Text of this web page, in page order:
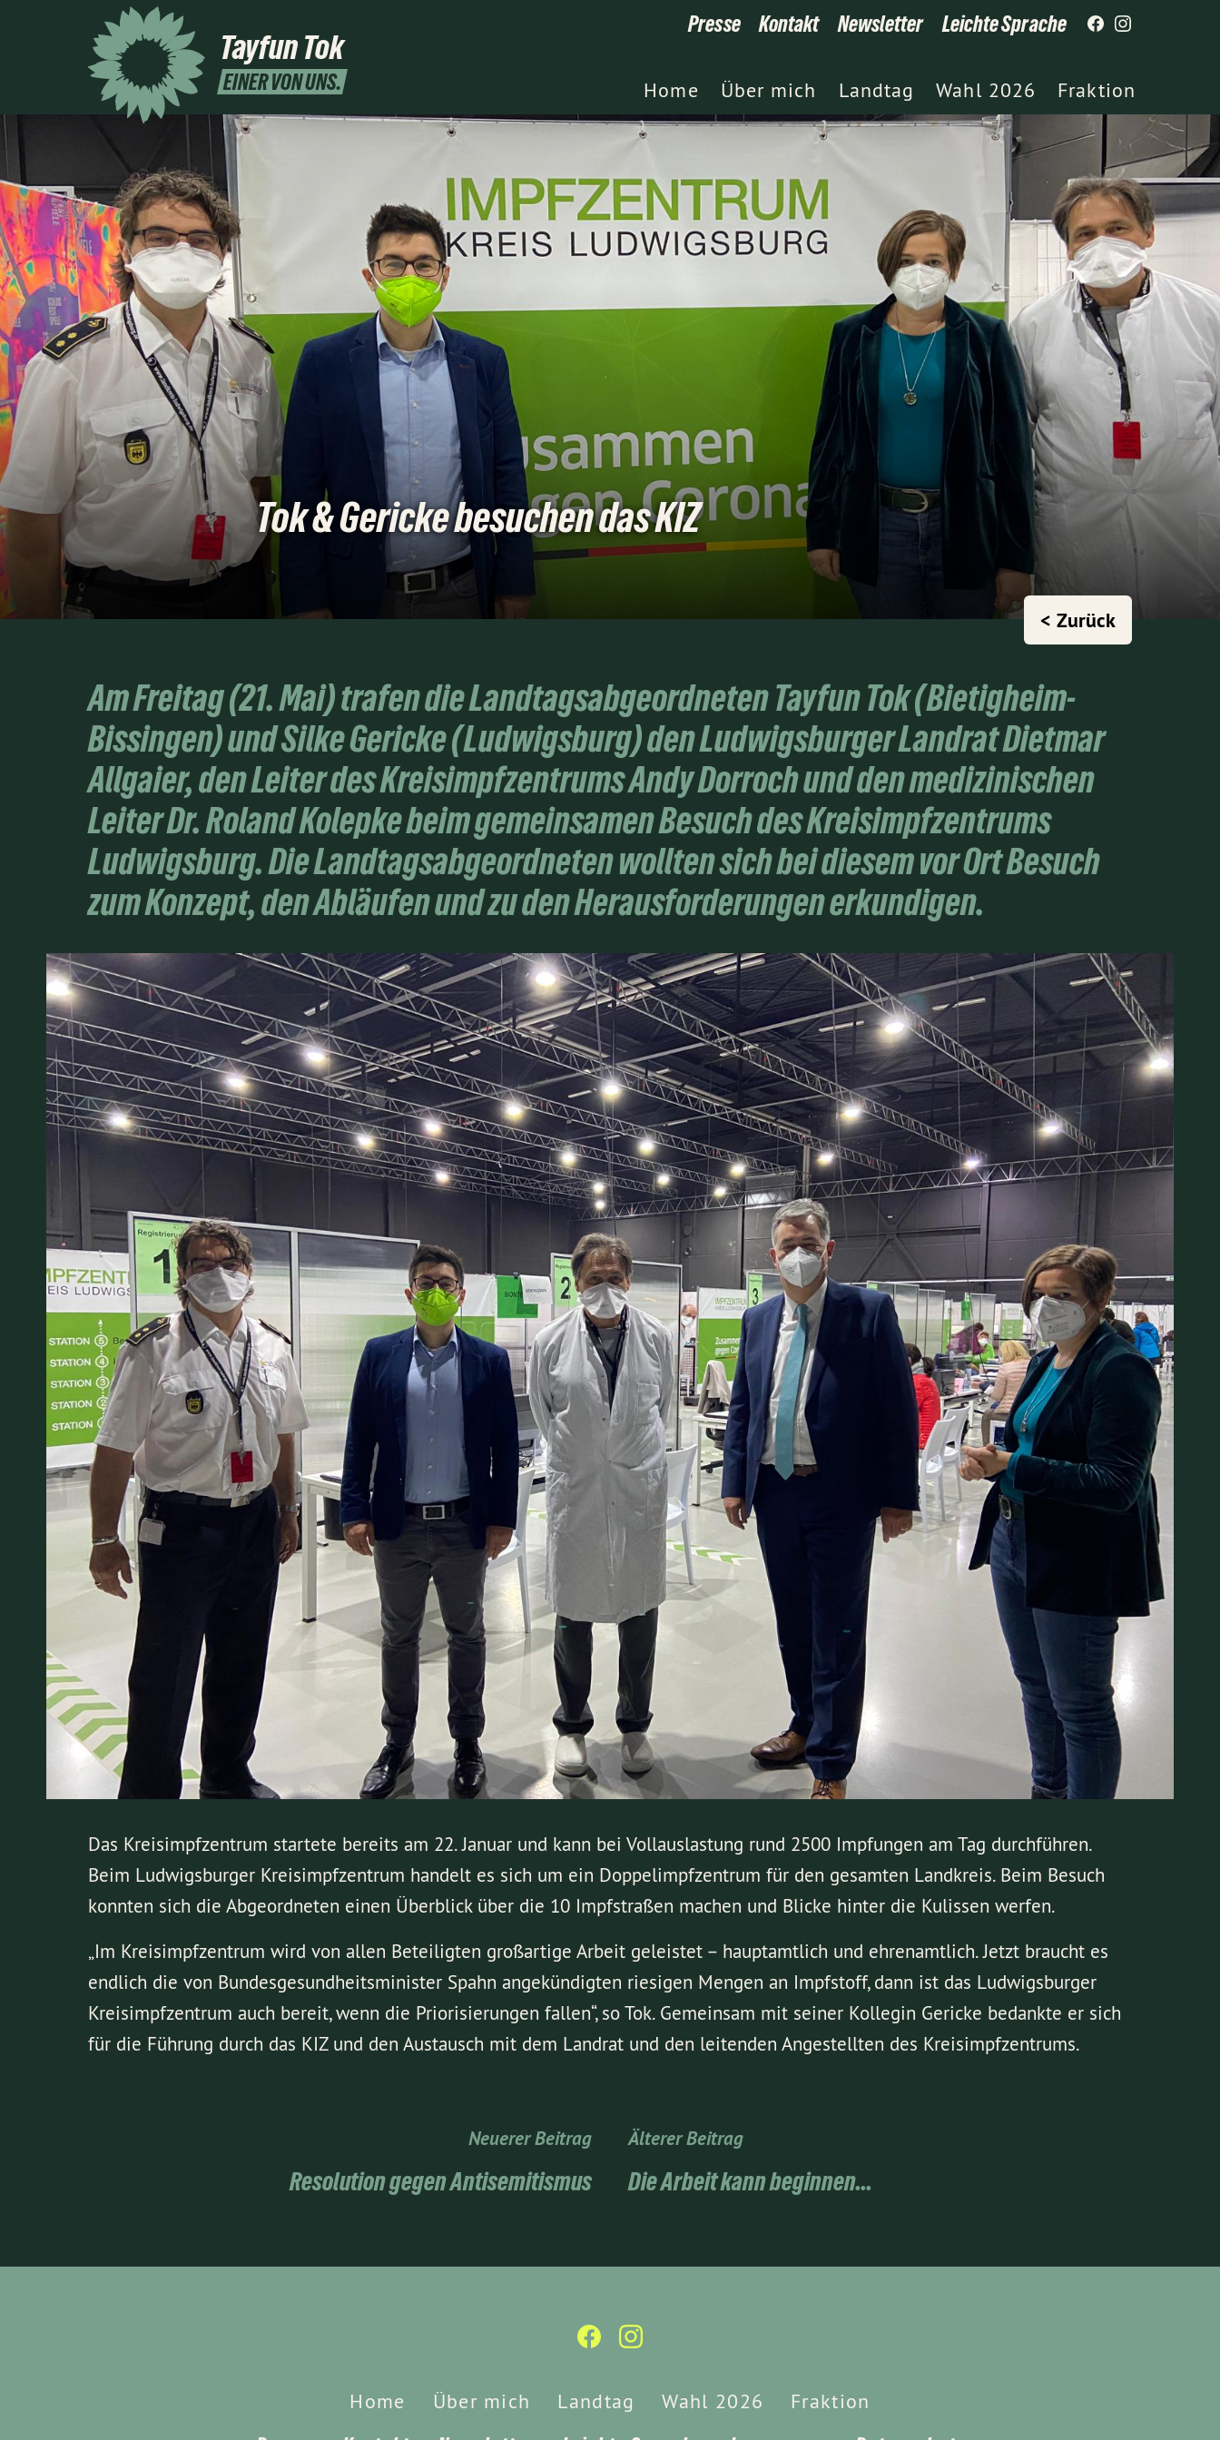
Tayfun Tok
EINER VON UNS.
Presse Kontakt Newsletter Leichte Sprache
Home Über mich Landtag Wahl 2026 Fraktion
Tok & Gericke besuchen das KIZ
< Zurück
Am Freitag (21. Mai) trafen die Landtagsabgeordneten Tayfun Tok (Bietigheim-
Bissingen) und Silke Gericke (Ludwigsburg) den Ludwigsburger Landrat Dietmar
Allgaier, den Leiter des Kreisimpfzentrums Andy Dorroch und den medizinischen
Leiter Dr. Roland Kolepke beim gemeinsamen Besuch des Kreisimpfzentrums
Ludwigsburg. Die Landtagsabgeordneten wollten sich bei diesem vor Ort Besuch
zum Konzept, den Abläufen und zu den Herausforderungen erkundigen.
Das Kreisimpfzentrum startete bereits am 22. Januar und kann bei Vollauslastung rund 2500 Impfungen am Tag durchführen.
Beim Ludwigsburger Kreisimpfzentrum handelt es sich um ein Doppelimpfzentrum für den gesamten Landkreis. Beim Besuch
konnten sich die Abgeordneten einen Überblick über die 10 Impfstraßen machen und Blicke hinter die Kulissen werfen.
„Im Kreisimpfzentrum wird von allen Beteiligten großartige Arbeit geleistet – hauptamtlich und ehrenamtlich. Jetzt braucht es
endlich die von Bundesgesundheitsminister Spahn angekündigten riesigen Mengen an Impfstoff, dann ist das Ludwigsburger
Kreisimpfzentrum auch bereit, wenn die Priorisierungen fallen“, so Tok. Gemeinsam mit seiner Kollegin Gericke bedankte er sich
für die Führung durch das KIZ und den Austausch mit dem Landrat und den leitenden Angestellten des Kreisimpfzentrums.
Neuerer Beitrag
Resolution gegen Antisemitismus
Älterer Beitrag
Die Arbeit kann beginnen...
Home Über mich Landtag Wahl 2026 Fraktion